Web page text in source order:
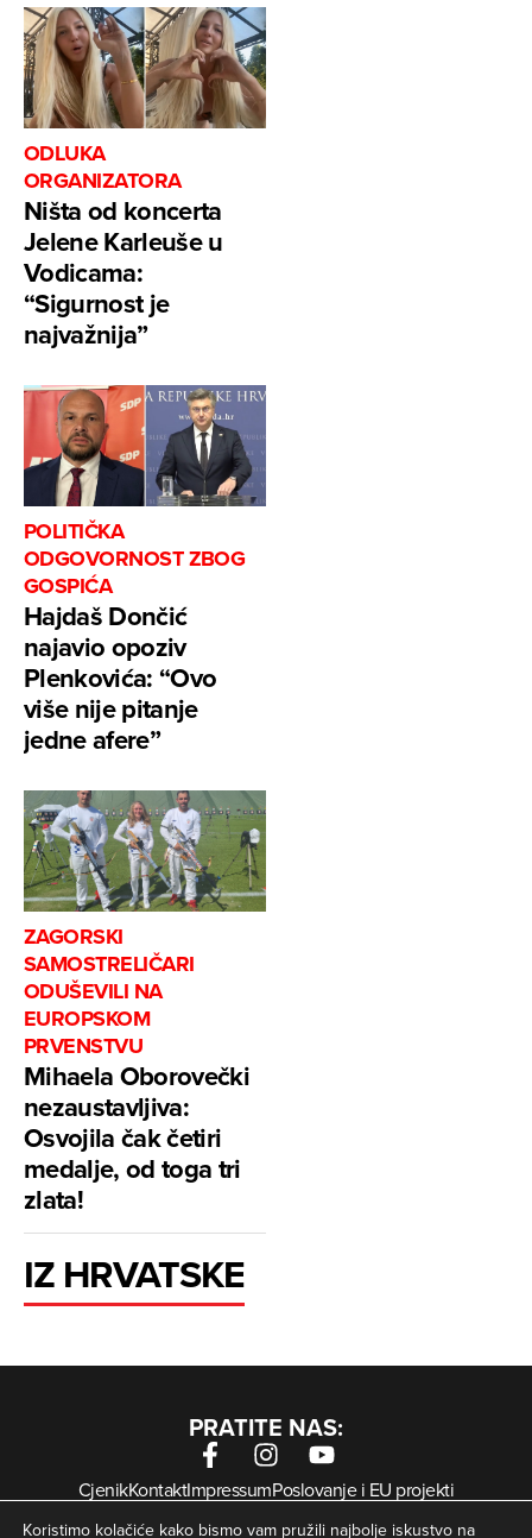
ODLUKA
ORGANIZATORA
Ništa od koncerta
Jelene Karleuše u
Vodicama:
“Sigurnost je
najvažnija”
POLITIČKA
ODGOVORNOST ZBOG
GOSPIĆA
Hajdaš Dončić
najavio opoziv
Plenkovića: “Ovo
više nije pitanje
jedne afere”
ZAGORSKI
SAMOSTRELIČARI
ODUŠEVILI NA
EUROPSKOM
PRVENSTVU
Mihaela Oborovečki
nezaustavljiva:
Osvojila čak četiri
medalje, od toga tri
zlata!
IZ HRVATSKE
PRATITE NAS:
CjenikKontaktImpressumPoslovanje i EU projekti
Arhiva digitalnih novina
Uvjeti korištenjaZaštita privatnosti
Koristimo kolačiće kako bismo vam pružili najbolje iskustvo na